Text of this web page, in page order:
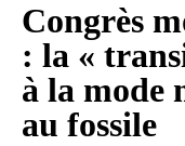
Congrès
: la «
à la mode
au fossile